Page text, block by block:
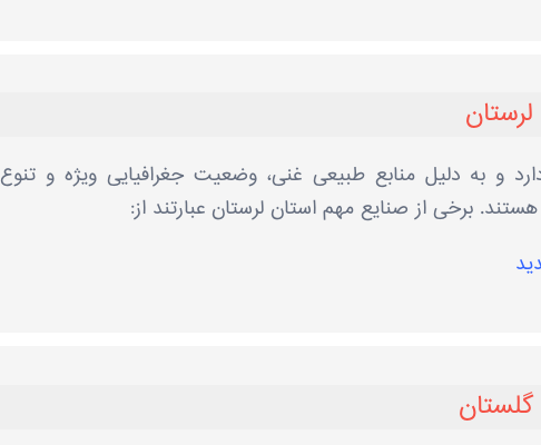
و به دلیل منابع طبیعی غنی، وضعیت جغرافیایی ویژه و تنوع
برخی از صنایع مهم استان لرستان عبارتند از: